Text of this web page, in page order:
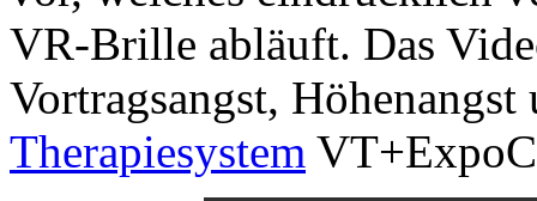
VR-Brille abläuft. Das
Vortragsangst,
Therapiesystem